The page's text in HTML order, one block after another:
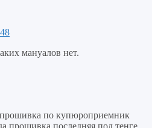
мануалов нет.
прошивка по купюроприемник
прошивка последняя под тенге